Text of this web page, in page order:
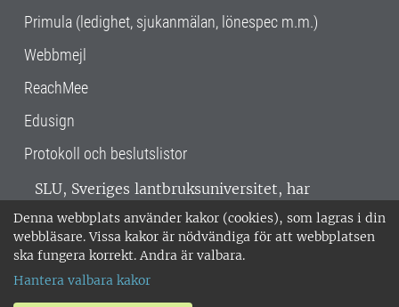
Denna webbplats använder kakor (cookies), som lagras i din
webbläsare. Vissa kakor är nödvändiga för att webbplatsen
ska fungera korrekt. Andra är valbara.
Hantera valbara kakor
Primula (ledighet, sjukanmälan, lönespec m.m.)
Webbmejl
ReachMee
Edusign
Protokoll och beslutslistor
SLU, Sveriges lantbruksuniversitet, har
verksamhet över hela Sverige. Huvudorter är
Alnarp, Uppsala och Umeå.SLU är
miljöcertifierat enligt ISO 14001. •
018-67 10 00 • Org nr: 202100-2817 •